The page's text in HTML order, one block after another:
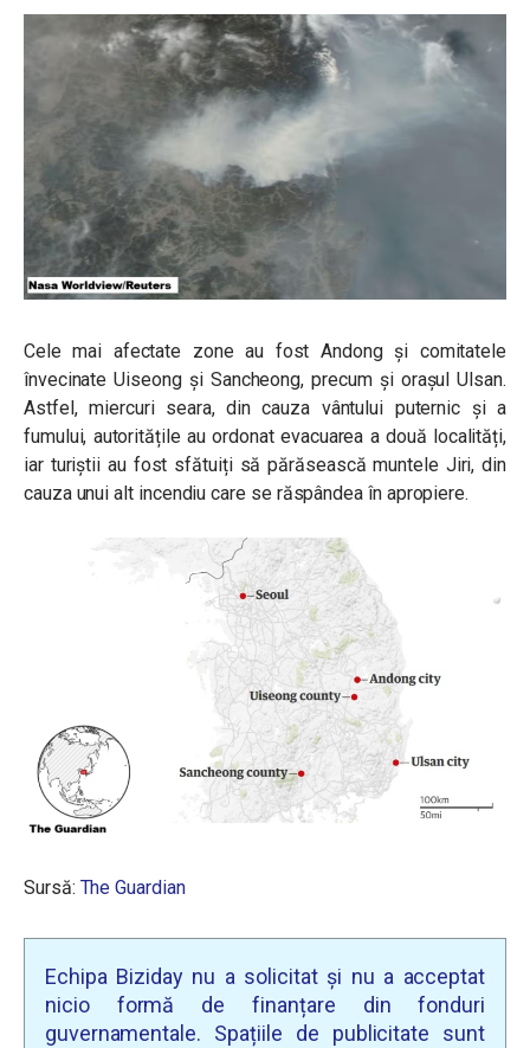
Cele mai afectate zone au fost Andong și comitatele
învecinate Uiseong și Sancheong, precum și orașul Ulsan.
Astfel, miercuri seara, din cauza vântului puternic și a
fumului, autoritățile au ordonat evacuarea a două localități,
iar turiștii au fost sfătuiți să părăsească muntele Jiri, din
cauza unui alt incendiu care se răspândea în apropiere.
Sursă: The Guardian
Echipa Biziday nu a solicitat și nu a acceptat
nicio formă de finanțare din fonduri
guvernamentale. Spațiile de publicitate sunt